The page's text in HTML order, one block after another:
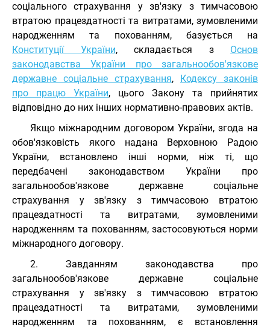
соціального страхування у зв'язку з тимчасовою
втратою працездатності та витратами, зумовленими
народженням та похованням, базується на
Конституції України, складається з Основ
законодавства України про загальнообов'язкове
державне соціальне страхування, Кодексу законів
про працю України, цього Закону та прийнятих
відповідно до них інших нормативно-правових актів.
Якщо міжнародним договором України, згода на
обов'язковість якого надана Верховною Радою
України, встановлено інші норми, ніж ті, що
передбачені законодавством України про
загальнообов'язкове державне соціальне
страхування у зв'язку з тимчасовою втратою
працездатності та витратами, зумовленими
народженням та похованням, застосовуються норми
міжнародного договору.
2. Завданням законодавства про
загальнообов'язкове державне соціальне
страхування у зв'язку з тимчасовою втратою
працездатності та витратами, зумовленими
народженням та похованням, є встановлення